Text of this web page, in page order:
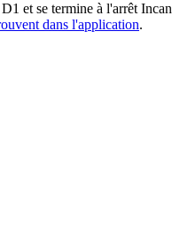
et se termine à l'arrêt
dans l'application.